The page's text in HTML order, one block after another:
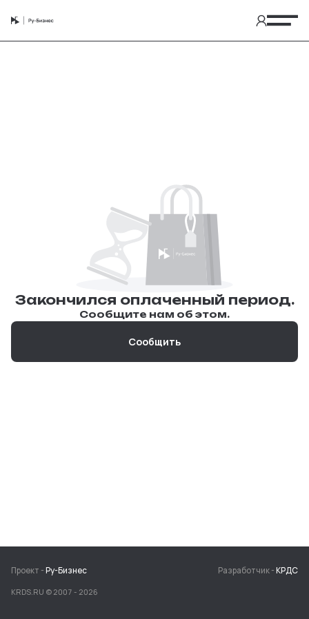
Закончился оплаченный период.
Сообщите нам об этом.
Сообщить
Проект - Ру-Бизнес Разработчик - КРДС
KRDS.RU © 2007 - 2026